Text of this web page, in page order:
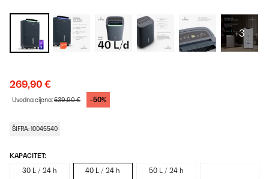
+3
269,90 €
Uvodna cijena:539,90 € -50%
ŠIFRA: 10045540
KAPACITET:
30 L / 24 h 40 L / 24 h 50 L / 24 h